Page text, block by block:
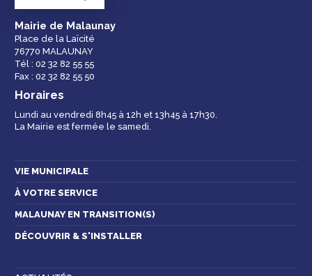
Espace famille
Mairie de Malaunay
Place de la Laïcité
76770 MALAUNAY
Tél : 02 32 82 55 55
Fax : 02 32 82 55 50
Horaires
Lundi au vendredi 8h45 à 12h et 13h45 à 17h30.
La Mairie est fermée le samedi.
VIE MUNICIPALE
À VOTRE SERVICE
MALAUNAY EN TRANSITION(S)
DÉCOUVRIR & S'INSTALLER